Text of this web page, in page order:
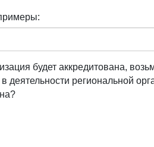
будет аккредитована,
в деятельности региональной